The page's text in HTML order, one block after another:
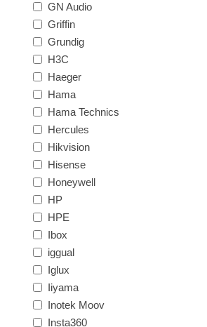
GN Audio
Griffin
Grundig
H3C
Haeger
Hama
Hama Technics
Hercules
Hikvision
Hisense
Honeywell
HP
HPE
Ibox
iggual
Iglux
Iiyama
Inotek Moov
Insta360